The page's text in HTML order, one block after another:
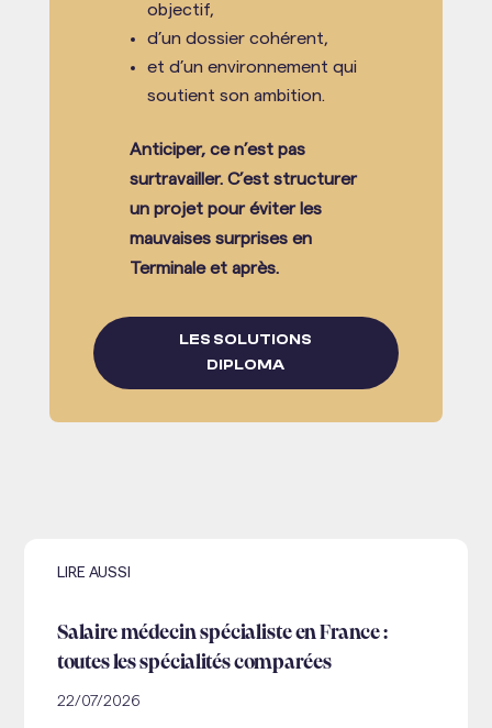
objectif,
d’un dossier cohérent,
et d’un environnement qui
soutient son ambition.
Anticiper, ce n’est pas
surtravailler. C’est structurer
un projet pour éviter les
mauvaises surprises en
Terminale et après.
LES SOLUTIONS
DIPLOMA
LIRE AUSSI
Salaire médecin spécialiste en France :
toutes les spécialités comparées
22/07/2026